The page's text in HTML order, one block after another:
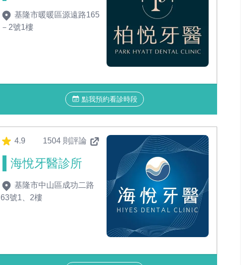
基隆市暖暖區源遠路165
－2號1樓
點我預約看診時段
4.9 1504 則評論
海悅牙醫診所
基隆市中山區成功二路
63號1、2樓